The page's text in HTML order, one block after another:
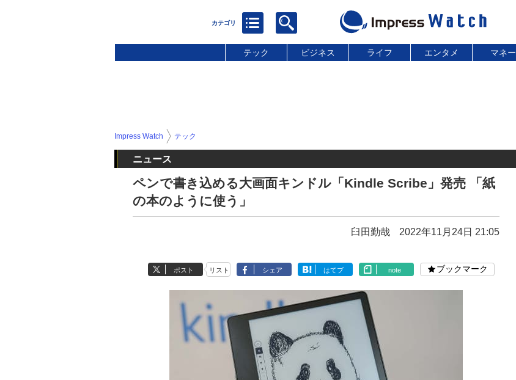
テック ビジネス ライフ エンタメ マネー
Impress Watch テック
ニュース
ペンで書き込める大画面キンドル「Kindle Scribe」発売 「紙
の本のように使う」
臼田勤哉 2022年11月24日 21:05
ポスト リスト シェア はてブ note ブックマーク